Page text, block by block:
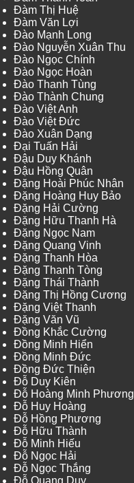
Đàm Thị Huệ
Đàm Văn Lợi
Đào Mạnh Long
Đào Nguyễn Xuân Thu
Đào Ngọc Chính
Đào Ngọc Hoàn
Đào Thanh Tùng
Đào Thành Chung
Đào Việt Anh
Đào Việt Đức
Đào Xuân Dạng
Đại Tuấn Hải
Đậu Duy Khánh
Đậu Hồng Quân
Đặng Hoài Phúc Nhân
Đặng Hoàng Huy Bảo
Đặng Hải Cường
Đặng Hữu Thanh Hà
Đặng Ngọc Nam
Đặng Quang Vinh
Đặng Thanh Hòa
Đặng Thanh Tòng
Đặng Thái Thành
Đặng Thị Hồng Cương
Đặng Việt Thanh
Đặng Văn Vũ
Đồng Khắc Cường
Đồng Minh Hiển
Đồng Minh Đức
Đồng Đức Thiện
Đỗ Duy Kiên
Đỗ Hoàng Minh Phương
Đỗ Huy Hoàng
Đỗ Hồng Phương
Đỗ Hữu Thành
Đỗ Minh Hiếu
Đỗ Ngọc Hải
Đỗ Ngọc Thắng